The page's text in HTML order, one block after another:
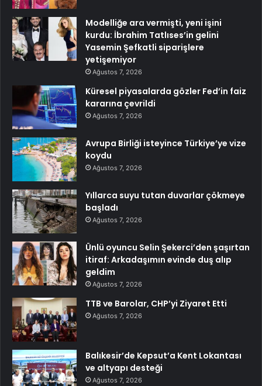
Modelliğe ara vermişti, yeni işini
kurdu: İbrahim Tatlıses’in gelini
Yasemin Şefkatli siparişlere
yetişemiyor
Ağustos 7, 2026
Küresel piyasalarda gözler Fed’in faiz
kararına çevrildi
Ağustos 7, 2026
Avrupa Birliği isteyince Türkiye’ye vize
koydu
Ağustos 7, 2026
Yıllarca suyu tutan duvarlar çökmeye
başladı
Ağustos 7, 2026
Ünlü oyuncu Selin Şekerci’den şaşırtan
itiraf: Arkadaşımın evinde duş alıp
geldim
Ağustos 7, 2026
TTB ve Barolar, CHP’yi Ziyaret Etti
Ağustos 7, 2026
Balıkesir’de Kepsut’a Kent Lokantası
ve altyapı desteği
Ağustos 7, 2026